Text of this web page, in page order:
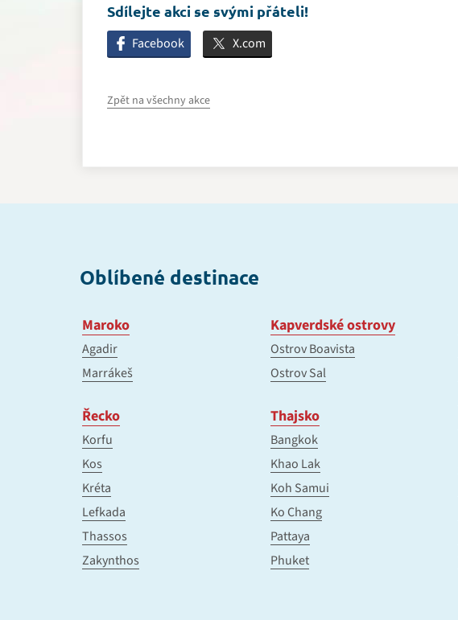
Sdílejte akci se svými přáteli!
Facebook X.com
Zpět na všechny akce
Oblíbené destinace
Maroko
Agadir
Marrákeš
Řecko
Korfu
Kos
Kréta
Lefkada
Thassos
Zakynthos
Kapverdské ostrovy
Ostrov Boavista
Ostrov Sal
Thajsko
Bangkok
Khao Lak
Koh Samui
Ko Chang
Pattaya
Phuket